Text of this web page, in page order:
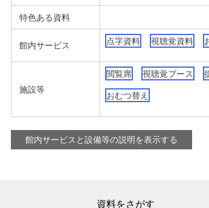
特色ある資料
館内サービス 点字資料 視聴覚資料
施設等
閲覧席 視聴覚ブース
おむつ替え
資料をさがす